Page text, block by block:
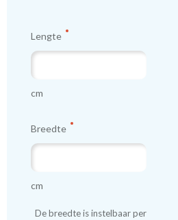
Lengte
cm
Breedte
cm
De breedte is instelbaar per